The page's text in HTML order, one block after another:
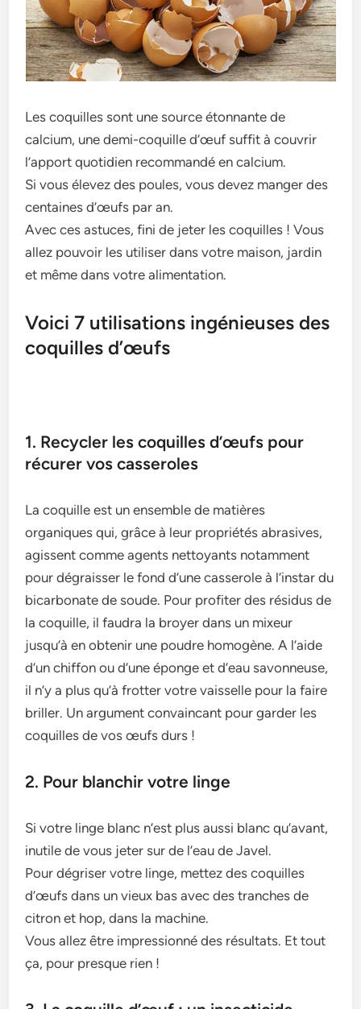
Les coquilles sont une source étonnante de
calcium, une demi-coquille d’œuf suffit à couvrir
l’apport quotidien recommandé en calcium.
Si vous élevez des poules, vous devez manger des
centaines d’œufs par an.
Avec ces astuces, fini de jeter les coquilles ! Vous
allez pouvoir les utiliser dans votre maison, jardin
et même dans votre alimentation.
Voici 7 utilisations ingénieuses des
coquilles d’œufs
1. Recycler les coquilles d’œufs pour
récurer vos casseroles
La coquille est un ensemble de matières
organiques qui, grâce à leur propriétés abrasives,
agissent comme agents nettoyants notamment
pour dégraisser le fond d’une casserole à l’instar du
bicarbonate de soude. Pour profiter des résidus de
la coquille, il faudra la broyer dans un mixeur
jusqu’à en obtenir une poudre homogène. A l’aide
d’un chiffon ou d’une éponge et d’eau savonneuse,
il n’y a plus qu’à frotter votre vaisselle pour la faire
briller. Un argument convaincant pour garder les
coquilles de vos œufs durs !
2. Pour blanchir votre linge
Si votre linge blanc n’est plus aussi blanc qu’avant,
inutile de vous jeter sur de l’eau de Javel.
Pour dégriser votre linge, mettez des coquilles
d’œufs dans un vieux bas avec des tranches de
citron et hop, dans la machine.
Vous allez être impressionné des résultats. Et tout
ça, pour presque rien !